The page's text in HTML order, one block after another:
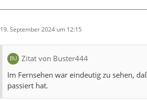
19. September 2024 um 12:15
Zitat von Buster444
Im Fernsehen war eindeutig zu sehen,
passiert hat.